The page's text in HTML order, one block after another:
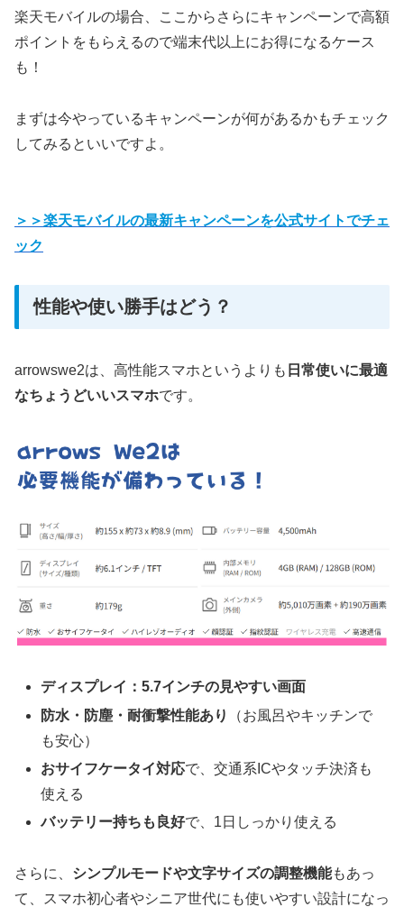
楽天モバイルの場合、ここからさらにキャンペーンで高額
ポイントをもらえるので端末代以上にお得になるケース
も！
まずは今やっているキャンペーンが何があるかもチェック
してみるといいですよ。
＞＞楽天モバイルの最新キャンペーンを公式サイトでチェ
ック
性能や使い勝手はどう？
arrowswe2は、高性能スマホというよりも 日常使いに最適
なちょうどいいスマホです。
ディスプレイ：5.7インチの見やすい画面
防水・防塵・耐衝撃性能あり
（お風呂やキッチンで
も安心）
おサイフケータイ対応で、交通系ICやタッチ決済も
使える
バッテリー持ちも良好で、1日しっかり使える
さらに、 シンプルモードや文字サイズの調整機能もあっ
て、スマホ初心者やシニア世代にも使いやすい設計になっ